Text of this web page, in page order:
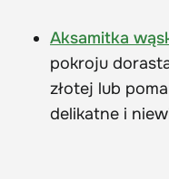
Aksamitka
pokroju
złotej lub
delikatne i